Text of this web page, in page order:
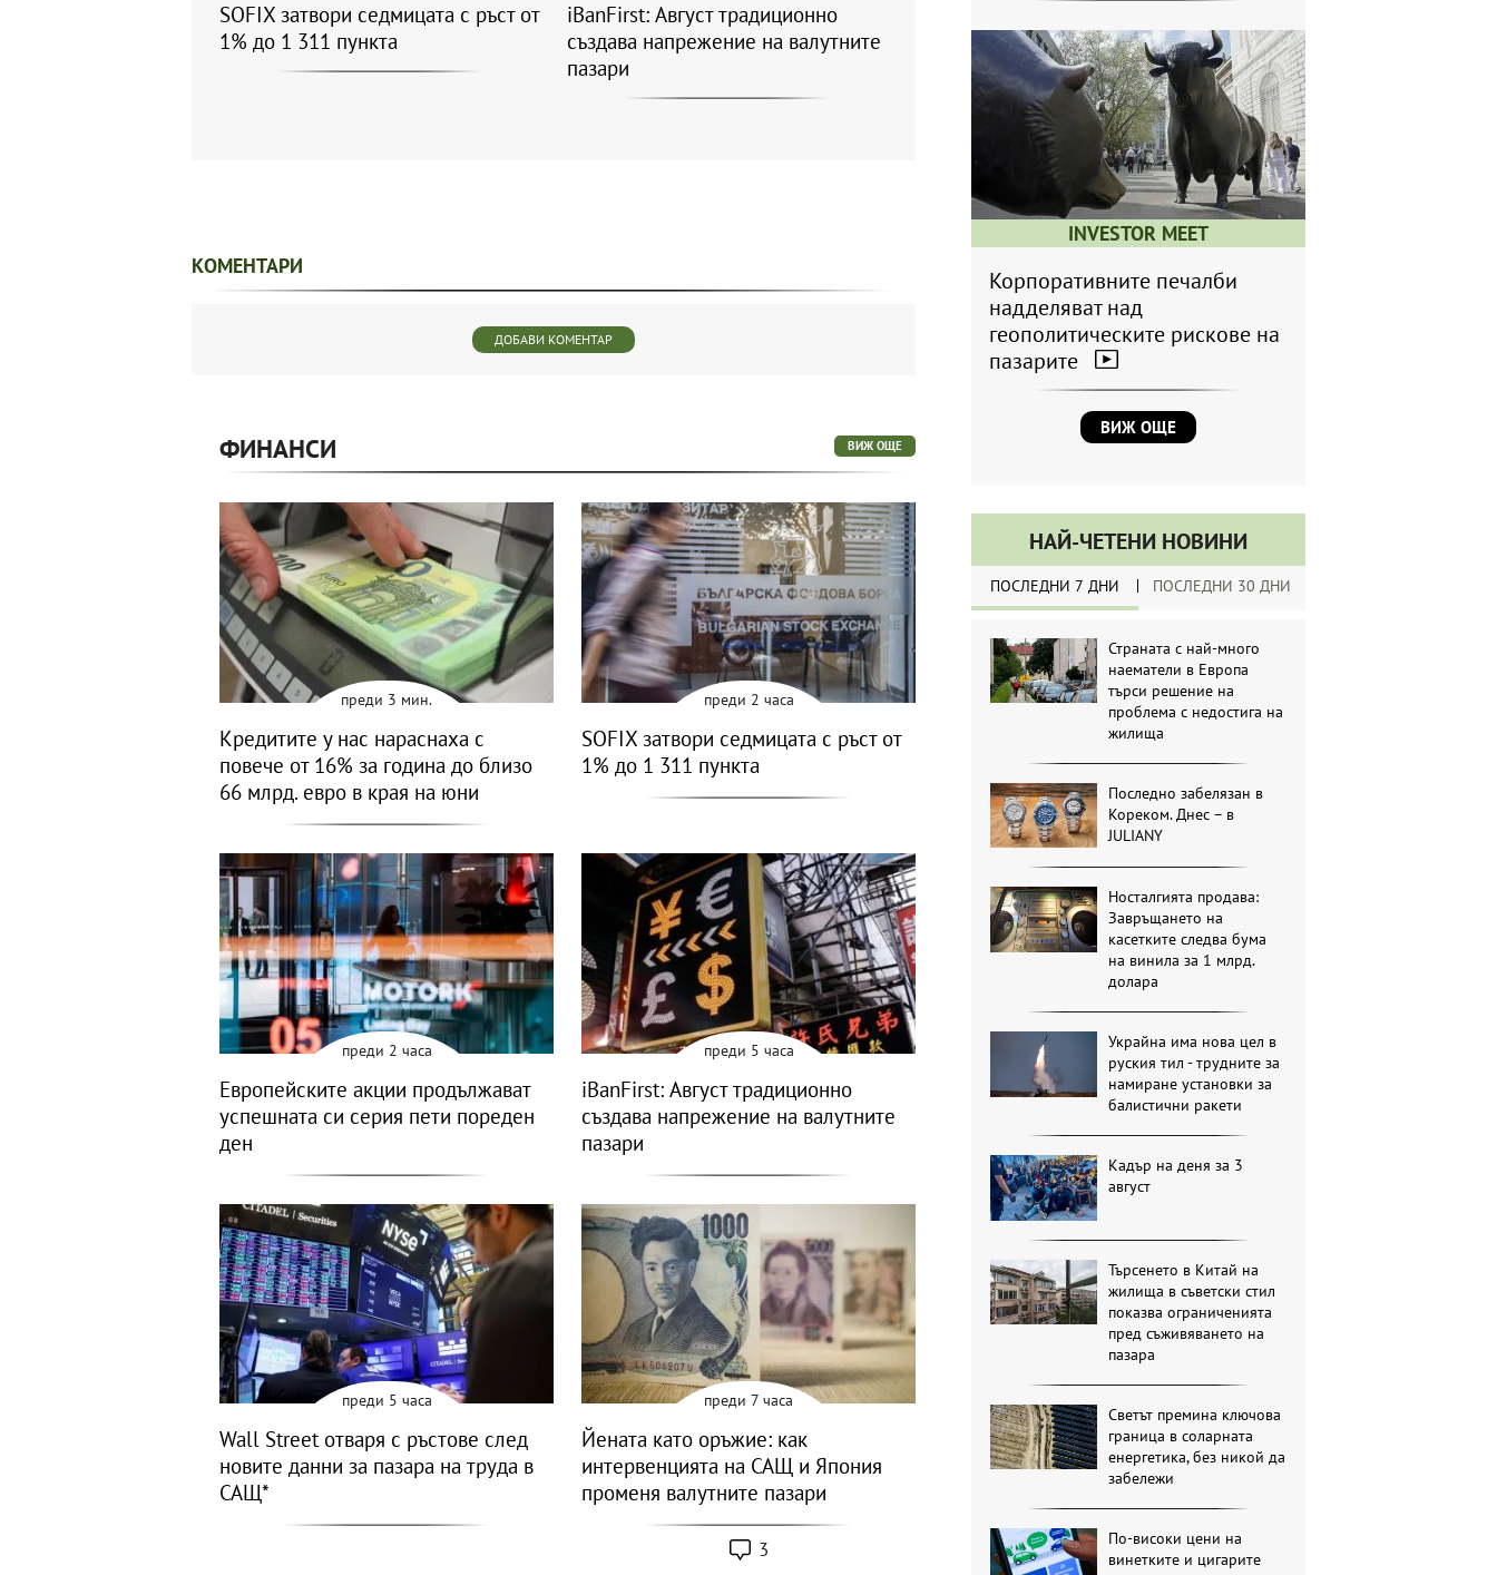
INVESTOR MEET
Корпоративните печалби
надделяват над
геополитическите рискове на
пазарите
ВИЖ ОЩЕ
НАЙ-ЧЕТЕНИ НОВИНИ
ПОСЛЕДНИ 7 ДНИ ПОСЛЕДНИ 30 ДНИ
Страната с най-много
наематели в Европа
търси решение на
проблема с недостига на
жилища
Последно забелязан в
Кореком. Днес – в
JULIANY
Носталгията продава:
Завръщането на
касетките следва бума
на винила за 1 млрд.
долара
Украйна има нова цел в
руския тил - трудните за
намиране установки за
балистични ракети
Кадър на деня за 3
август
Търсенето в Китай на
жилища в съветски стил
показва ограниченията
пред съживяването на
пазара
Светът премина ключова
граница в соларната
енергетика, без никой да
забележи
По-високи цени на
винетките и цигарите
SOFIX затвори седмицата с ръст от
1% до 1 311 пункта
iBanFirst: Август традиционно
създава напрежение на валутните
пазари
КОМЕНТАРИ
ДОБАВИ КОМЕНТАР
ФИНАНСИ ВИЖ ОЩЕ
преди 3 мин.
Кредитите у нас нараснаха с
повече от 16% за година до близо
66 млрд. евро в края на юни
преди 2 часа
SOFIX затвори седмицата с ръст от
1% до 1 311 пункта
преди 2 часа
Европейските акции продължават
успешната си серия пети пореден
ден
преди 5 часа
iBanFirst: Август традиционно
създава напрежение на валутните
пазари
преди 5 часа
Wall Street отваря с ръстове след
новите данни за пазара на труда в
САЩ*
преди 7 часа
Йената като оръжие: как
интервенцията на САЩ и Япония
променя валутните пазари
3